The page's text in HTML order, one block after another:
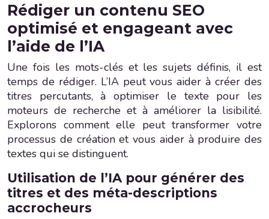
Rédiger un contenu SEO
optimisé et engageant avec
l’aide de l’IA
Une fois les mots-clés et les sujets définis, il est
temps de rédiger. L’IA peut vous aider à créer des
titres percutants, à optimiser le texte pour les
moteurs de recherche et à améliorer la lisibilité.
Explorons comment elle peut transformer votre
processus de création et vous aider à produire des
textes qui se distinguent.
Utilisation de l’IA pour générer des
titres et des méta-descriptions
accrocheurs